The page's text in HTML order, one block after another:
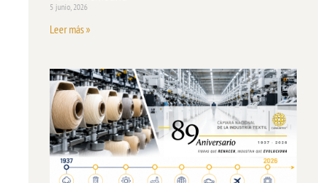
5 junio, 2026
Leer más »